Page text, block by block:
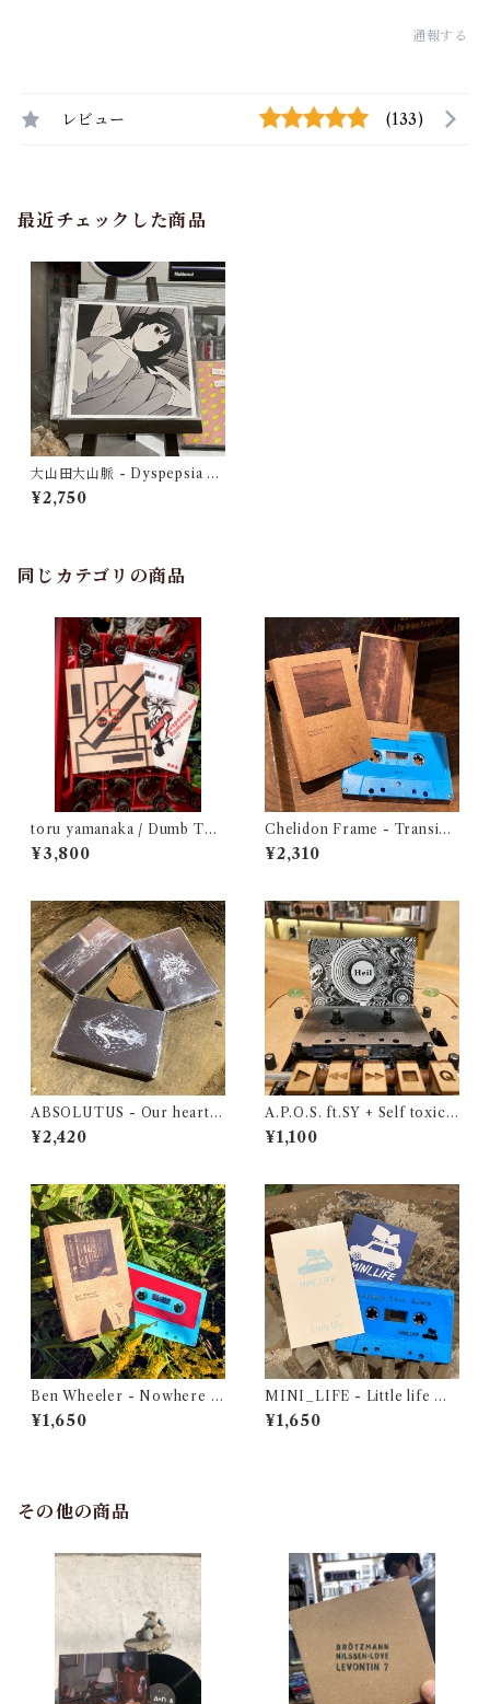
通報する
レビュー (133)
最近チェックした商品
大山田大山脈 - Dyspepsia O
riginal Sound Track（CD）
¥2,750
同じカテゴリの商品
toru yamanaka / Dumb Typ
e - Suspense and Romance
1987（casette + book）
¥3,800
Chelidon Frame - Transien
ce
¥2,310
ABSOLUTUS - Our hearts
dissolve / Trayastrimsa / N
umenon（3 Tapes＋土器
¥2,420
A.P.O.S. ft.SY + Self toxicat
ion - Heil⚫​
¥1,100
Ben Wheeler - Nowhere P
atches
¥1,650
MINI_LIFE - Little life ​​【​​​
MINI_LIFE soundtrack​​​】​​​#
1
¥1,650
その他の商品